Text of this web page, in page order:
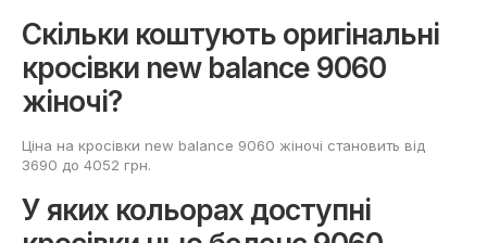
Скільки коштують оригінальні
кросівки new balance 9060
жіночі?
Ціна на кросівки new balance 9060 жіночі становить від
3690 до 4052 грн.
У яких кольорах доступні